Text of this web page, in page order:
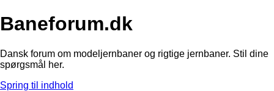
Baneforum.dk
Dansk forum om modeljernbaner og rigtige jernbaner. Stil dine
spørgsmål her.
Spring til indhold